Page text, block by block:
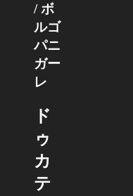
/ ボ
ルゴ
パニ
ガー
レ
ド
ゥ
カ
テ